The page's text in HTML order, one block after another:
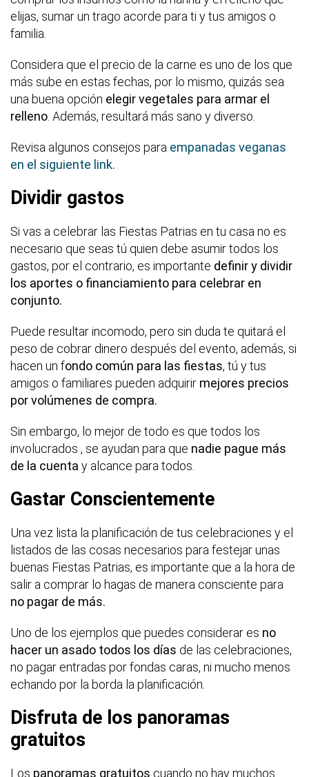
elijas, sumar un trago acorde para ti y tus amigos o
familia.
Considera que el precio de la carne es uno de los que
más sube en estas fechas, por lo mismo, quizás sea
una buena opción elegir vegetales para armar el
relleno . Además, resultará más sano y diverso.
Revisa algunos consejos para empanadas veganas
en el siguiente link.
Dividir gastos
Si vas a celebrar las Fiestas Patrias en tu casa no es
necesario que seas tú quien debe asumir todos los
gastos, por el contrario, es importante definir y dividir
los aportes o financiamiento para celebrar en
conjunto.
Puede resultar incomodo, pero sin duda te quitará el
peso de cobrar dinero después del evento, además, si
hacen un fondo común para las fiestas, tú y tus
amigos o familiares pueden adquirir mejores precios
por volúmenes de compra.
Sin embargo, lo mejor de todo es que todos los
involucrados , se ayudan para que nadie pague más
de la cuenta y alcance para todos.
Gastar Conscientemente
Una vez lista la planificación de tus celebraciones y el
listados de las cosas necesarios para festejar unas
buenas Fiestas Patrias, es importante que a la hora de
salir a comprar lo hagas de manera consciente para
no pagar de más.
Uno de los ejemplos que puedes considerar es no
hacer un asado todos los días de las celebraciones,
no pagar entradas por fondas caras, ni mucho menos
echando por la borda la planificación.
Disfruta de los panoramas
gratuitos
Los panoramas gratuitos cuando no hay muchos